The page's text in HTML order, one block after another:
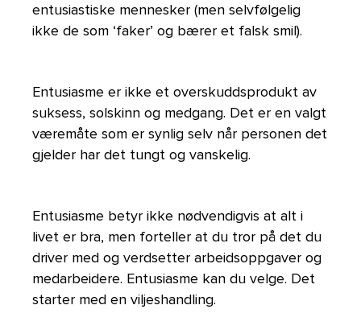
entusiastiske mennesker (men selvfølgelig
ikke de som ‘faker’ og bærer et falsk smil).
Entusiasme er ikke et overskuddsprodukt av
suksess, solskinn og medgang. Det er en valgt
væremåte som er synlig selv når personen det
gjelder har det tungt og vanskelig.
Entusiasme betyr ikke nødvendigvis at alt i
livet er bra, men forteller at du tror på det du
driver med og verdsetter arbeidsoppgaver og
medarbeidere. Entusiasme kan du velge. Det
starter med en viljeshandling.